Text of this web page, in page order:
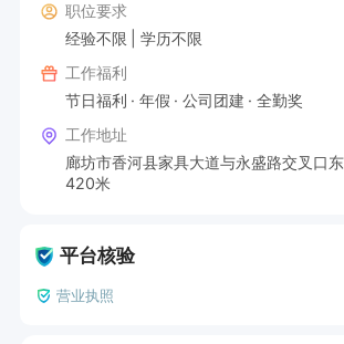
职位要求
经验不限
学历不限
工作福利
节日福利
年假 公司团建
全勤奖
工作地址
廊坊市香河县家具大道与永盛路交叉口
420米
平台核验
营业执照